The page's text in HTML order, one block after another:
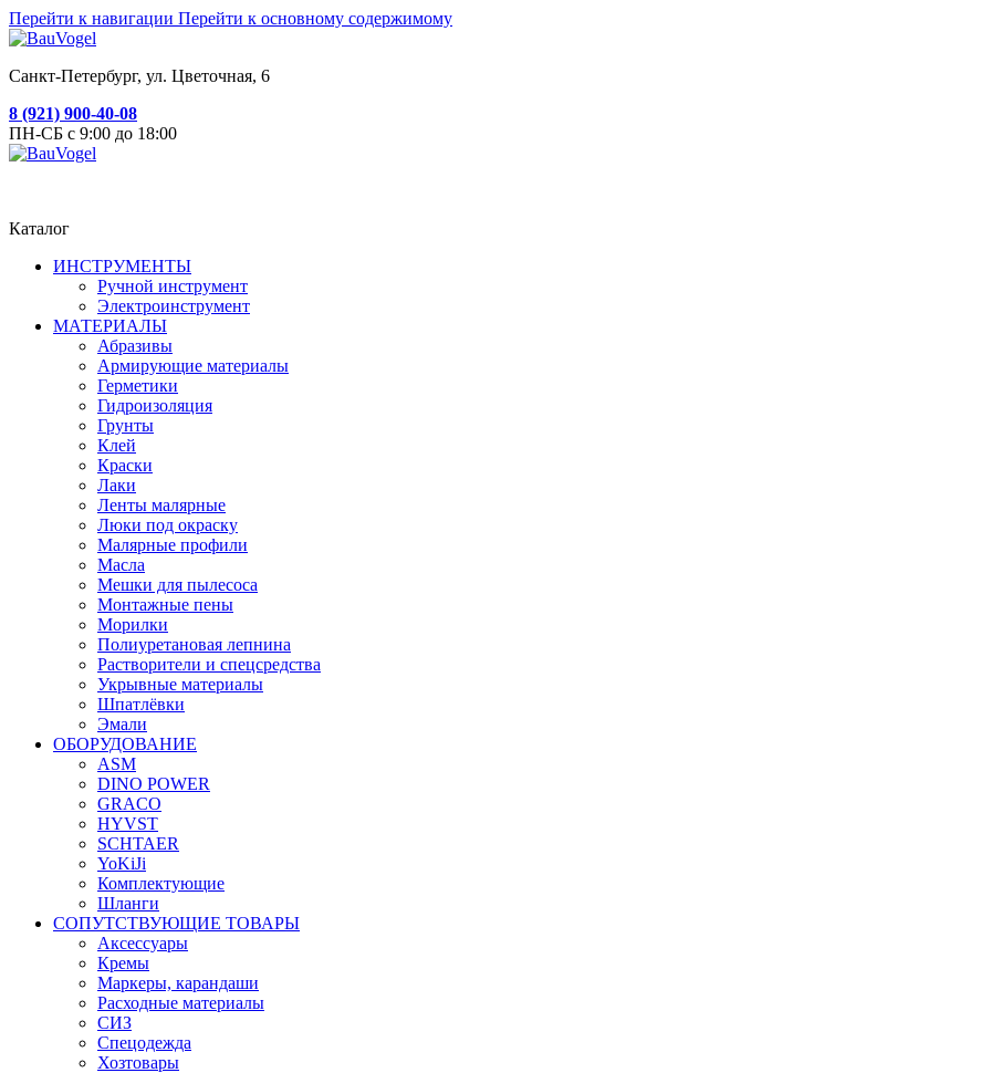
Перейти к навигации Перейти к основному содержимому
Санкт-Петербург, ул. Цветочная, 6
8 (921) 900-40-08
ПН-СБ с 9:00 до 18:00
Каталог
ИНСТРУМЕНТЫ
Ручной инструмент
Электроинструмент
МАТЕРИАЛЫ
Абразивы
Армирующие материалы
Герметики
Гидроизоляция
Грунты
Клей
Краски
Лаки
Ленты малярные
Люки под окраску
Малярные профили
Масла
Мешки для пылесоса
Монтажные пены
Морилки
Полиуретановая лепнина
Растворители и спецсредства
Укрывные материалы
Шпатлёвки
Эмали
ОБОРУДОВАНИЕ
ASM
DINO POWER
GRACO
HYVST
SCHTAER
YoKiJi
Комплектующие
Шланги
СОПУТСТВУЮЩИЕ ТОВАРЫ
Аксессуары
Кремы
Маркеры, карандаши
Расходные материалы
СИЗ
Спецодежда
Хозтовары